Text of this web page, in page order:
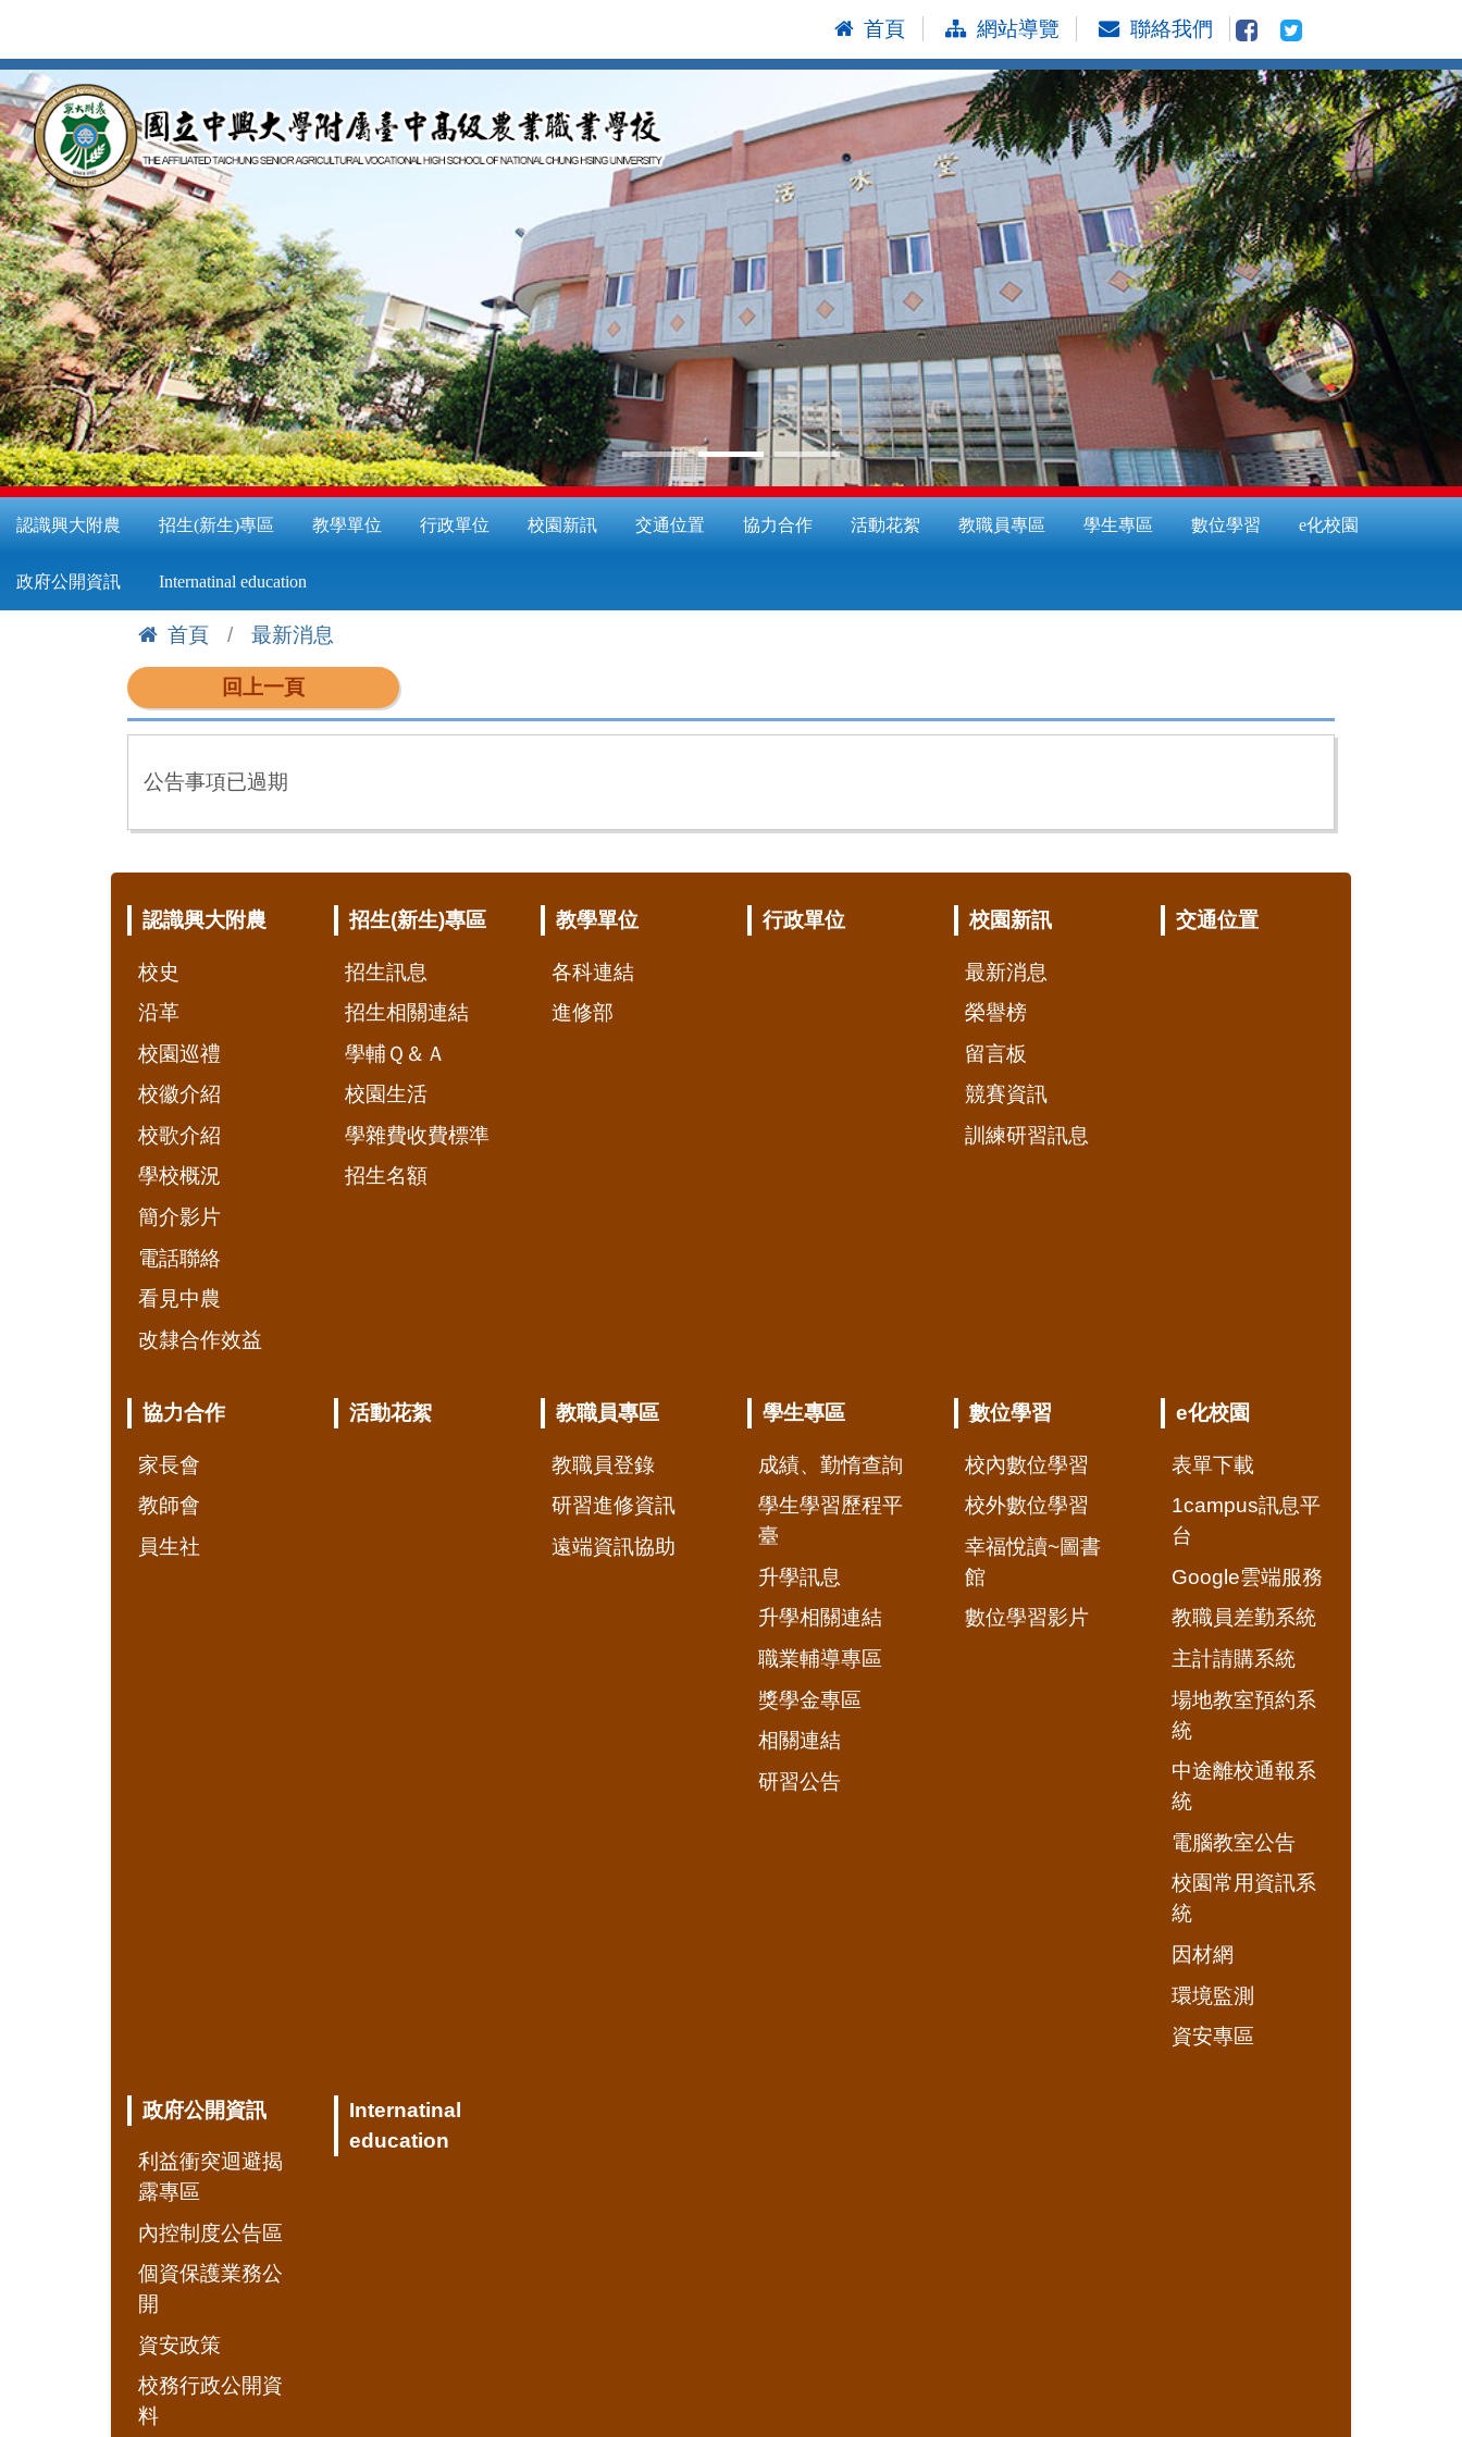
到
主
要
內
容
區
首頁 網站導覽 聯絡我們
認識興大附農 招生(新生)專區 教學單位 行政單位 校園新訊 交通位置 協力合作 活動花絮 教職員專區 學生專區 數位學習 e化校園
政府公開資訊 Internatinal education
首頁
最新消息
回上一頁
公告事項已過期
認識興大附農
校史
沿革
校園巡禮
校徽介紹
校歌介紹
學校概況
簡介影片
電話聯絡
看見中農
改隸合作效益
招生(新生)專區
招生訊息
招生相關連結
學輔Ｑ＆Ａ
校園生活
學雜費收費標準
招生名額
教學單位
各科連結
進修部
行政單位 校園新訊
最新消息
榮譽榜
留言板
競賽資訊
訓練研習訊息
交通位置
協力合作
家長會
教師會
員生社
活動花絮 教職員專區
教職員登錄
研習進修資訊
遠端資訊協助
學生專區
成績、勤惰查詢
學生學習歷程平
臺
升學訊息
升學相關連結
職業輔導專區
獎學金專區
相關連結
研習公告
數位學習
校內數位學習
校外數位學習
幸福悅讀~圖書
館
數位學習影片
e化校園
表單下載
1campus訊息平
台
Google雲端服務
教職員差勤系統
主計請購系統
場地教室預約系
統
中途離校通報系
統
電腦教室公告
校園常用資訊系
統
因材網
環境監測
資安專區
政府公開資訊
利益衝突迴避揭
露專區
內控制度公告區
個資保護業務公
開
資安政策
校務行政公開資
料
Internatinal
education